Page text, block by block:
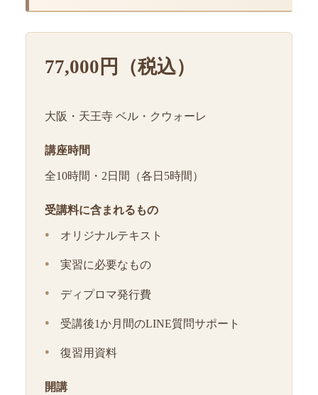
77,000円（税込）
大阪・天王寺 ベル・クウォーレ
講座時間
全10時間・2日間（各日5時間）
受講料に含まれるもの
オリジナルテキスト
実習に必要なもの
ディプロマ発行費
受講後1か月間のLINE質問サポート
復習用資料
開講